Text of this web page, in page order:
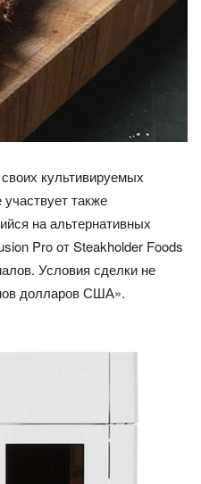
культивируемых
также
на альтернативных
Pro от Steakholder Foods
Условия сделки не
долларов США».